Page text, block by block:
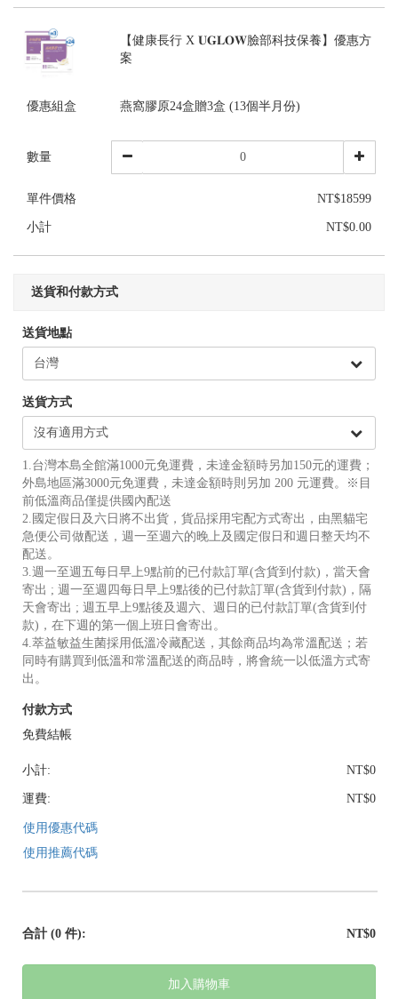
【健康長行 X 𝐔𝐆𝐋𝐎𝐖臉部科技保養】優惠方
案
優惠組盒 燕窩膠原24盒贈3盒 (13個半月份)
數量
單件價格 NT$18599
小計 NT$0.00
送貨和付款方式
送貨地點
送貨方式
1.台灣本島全館滿1000元免運費，未達金額時另加150元的運費；
外島地區滿3000元免運費，未達金額時則另加 200 元運費。※目
前低溫商品僅提供國內配送
2.國定假日及六日將不出貨，貨品採用宅配方式寄出，由黑貓宅
急便公司做配送，週一至週六的晚上及國定假日和週日整天均不
配送。
3.週一至週五每日早上9點前的已付款訂單(含貨到付款)，當天會
寄出 ; 週一至週四每日早上9點後的已付款訂單(含貨到付款)，隔
天會寄出 ; 週五早上9點後及週六、週日的已付款訂單(含貨到付
款)，在下週的第一個上班日會寄出。
4.萃益敏益生菌採用低溫冷藏配送，其餘商品均為常溫配送；若
同時有購買到低溫和常溫配送的商品時，將會統一以低溫方式寄
出。
付款方式
免費結帳
小計: NT$0
運費: NT$0
使用優惠代碼
使用推薦代碼
合計 (0 件): NT$0
加入購物車